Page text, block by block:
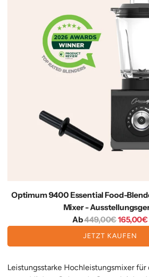
Optimum 9400 Essential Food-
Mixer -
AbR
e
l
449,00€165,00€
JETZT KAUFEN
Leistungsstarke Hochleistungsmixer für